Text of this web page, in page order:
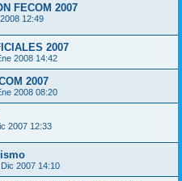
FECOM 2007
12:49
2007
2008 14:42
2007
2008 08:20
2007 12:33
Dic 2007 14:10